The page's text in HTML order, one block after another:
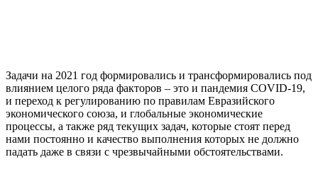
Задачи на 2021 год формировались и трансформировались под
влиянием целого ряда факторов – это и пандемия COVID-19,
и переход к регулированию по правилам Евразийского
экономического союза, и глобальные экономические
процессы, а также ряд текущих задач, которые стоят перед
нами постоянно и качество выполнения которых не должно
падать даже в связи с чрезвычайными обстоятельствами.